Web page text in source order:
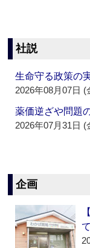
社説
生命守る政策の
2026年08月07日 (
薬価逆ざや問題
2026年07月31日 (
企画